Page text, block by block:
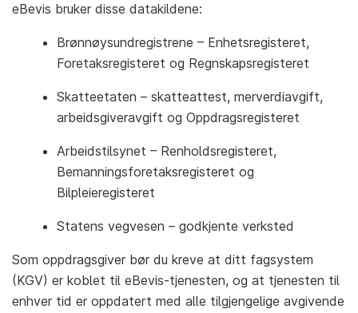
eBevis bruker disse datakildene:
Brønnøysundregistrene – Enhetsregisteret,
Foretaksregisteret og Regnskapsregisteret
Skatteetaten – skatteattest, merverdiavgift,
arbeidsgiveravgift og Oppdragsregisteret
Arbeidstilsynet – Renholdsregisteret,
Bemanningsforetaksregisteret og
Bilpleieregisteret
Statens vegvesen – godkjente verksted
Som oppdragsgiver bør du kreve at ditt fagsystem
(KGV) er koblet til eBevis-tjenesten, og at tjenesten til
enhver tid er oppdatert med alle tilgjengelige avgivende